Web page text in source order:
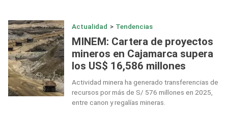
Actualidad > Tendencias
MINEM: Cartera de proyectos
mineros en Cajamarca supera
los US$ 16,586 millones
Actividad minera ha generado transferencias de
recursos por más de S/ 576 millones en 2025,
entre canon y regalías mineras.